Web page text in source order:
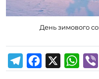
День зимового